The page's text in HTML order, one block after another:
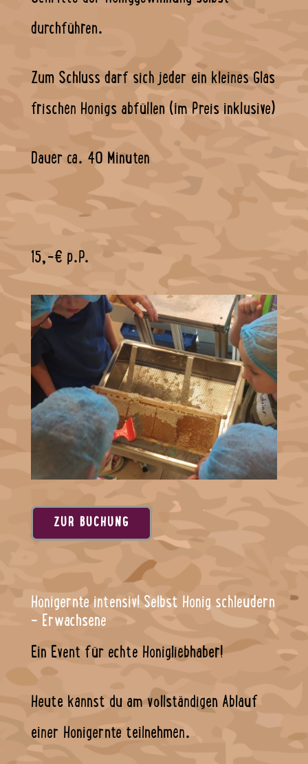
durchführen.
Zum Schluss darf sich jeder ein kleines Glas
frischen Honigs abfüllen (im Preis inklusive)
Dauer ca. 40 Minuten
15,-€ p.P.
ZUR BUCHUNG
Honigernte intensiv! Selbst Honig schleudern
- Erwachsene
Ein Event für echte Honigliebhaber!
Heute kannst du am vollständigen Ablauf
einer Honigernte teilnehmen.